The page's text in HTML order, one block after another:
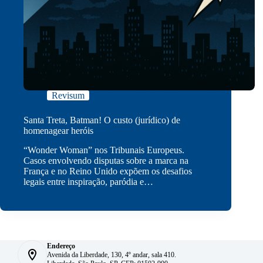
Revisum
Santa Treta, Batman! O custo (jurídico) de
homenagear heróis
“Wonder Woman” nos Tribunais Europeus.
Casos envolvendo disputas sobre a marca na
França e no Reino Unido expõem os desafios
legais entre inspiração, paródia e…
Endereço
Avenida da Liberdade, 130, 4º andar, sala 410.